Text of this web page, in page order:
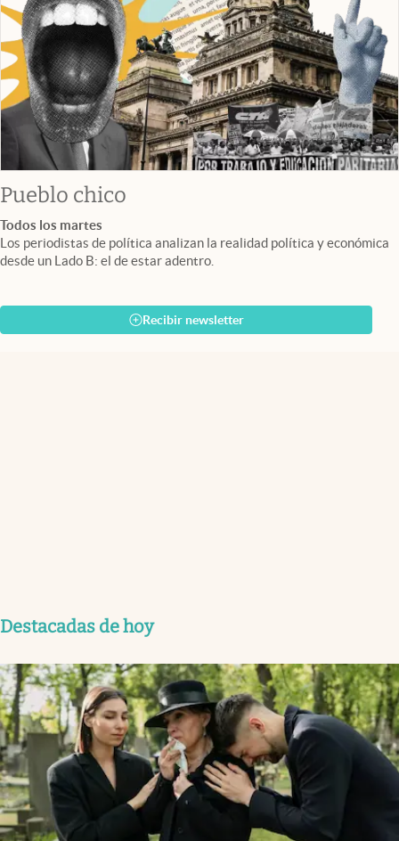
Pueblo chico
Todos los martes
Los periodistas de política analizan la realidad política y económica
desde un Lado B: el de estar adentro.
Recibir newsletter
Destacadas de hoy